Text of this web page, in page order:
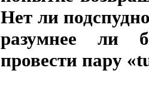
Нет ли
разумнее ли
провести пару